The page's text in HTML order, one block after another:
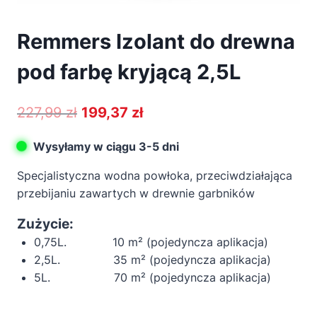
Remmers Izolant do drewna
pod farbę kryjącą 2,5L
227,99zł Pierwotna
wynosiła:
227,99 zł.
199,37 złAktualna
wynosi:
199,37 zł.
Wysyłamy w ciągu 3-5 dni
Specjalistyczna wodna powłoka, przeciwdziałająca
przebijaniu zawartych w drewnie garbników
Zużycie:
0,75L. 10 m² (pojedyncza aplikacja)
2,5L. 35 m² (pojedyncza aplikacja)
5L. 70 m² (pojedyncza aplikacja)